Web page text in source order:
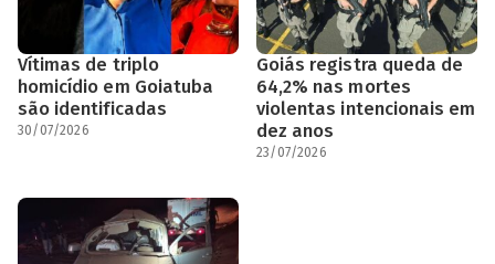
Vítimas de triplo
homicídio em Goiatuba
são identificadas
30/07/2026
Goiás registra queda de
64,2% nas mortes
violentas intencionais em
dez anos
23/07/2026